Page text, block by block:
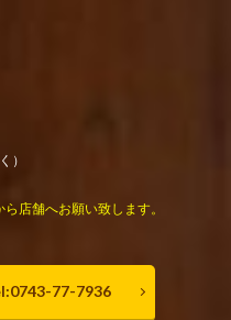
）
店舗へお願い致します。
77-7936